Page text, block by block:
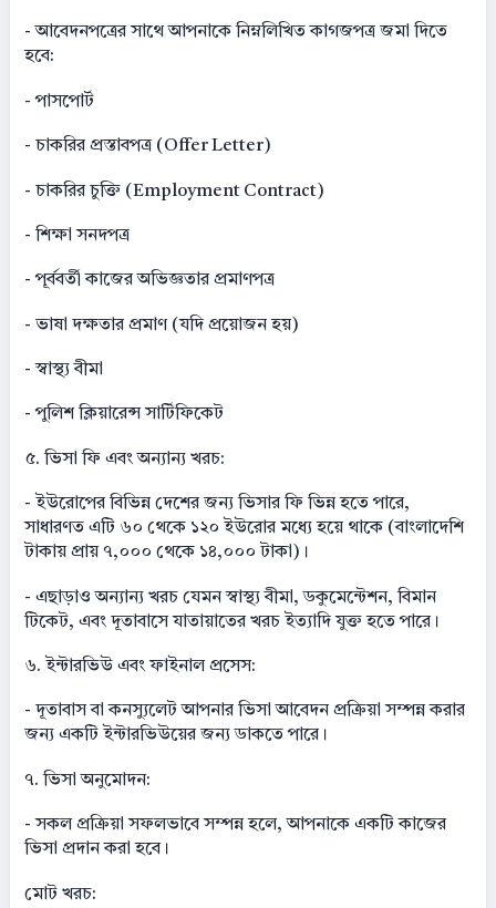
- আবেদনপত্রের সাথে আপনাকে নিম্নলিখিত কাগজপত্র জমা দিতে
হবে:
- পাসপোর্ট
- চাকরির প্রস্তাবপত্র (Offer Letter)
- চাকরির চুক্তি (Employment Contract)
- শিক্ষা সনদপত্র
- পূর্ববর্তী কাজের অভিজ্ঞতার প্রমাণপত্র
- ভাষা দক্ষতার প্রমাণ (যদি প্রয়োজন হয়)
- স্বাস্থ্য বীমা
- পুলিশ ক্লিয়ারেন্স সার্টিফিকেট
৫. ভিসা ফি এবং অন্যান্য খরচ:
- ইউরোপের বিভিন্ন দেশের জন্য ভিসার ফি ভিন্ন হতে পারে,
সাধারণত এটি ৬০ থেকে ১২০ ইউরোর মধ্যে হয়ে থাকে (বাংলাদেশি
টাকায় প্রায় ৭,০০০ থেকে ১৪,০০০ টাকা)।
- এছাড়াও অন্যান্য খরচ যেমন স্বাস্থ্য বীমা, ডকুমেন্টেশন, বিমান
টিকেট, এবং দূতাবাসে যাতায়াতের খরচ ইত্যাদি যুক্ত হতে পারে।
৬. ইন্টারভিউ এবং ফাইনাল প্রসেস:
- দূতাবাস বা কনস্যুলেট আপনার ভিসা আবেদন প্রক্রিয়া সম্পন্ন করার
জন্য একটি ইন্টারভিউয়ের জন্য ডাকতে পারে।
৭. ভিসা অনুমোদন:
- সকল প্রক্রিয়া সফলভাবে সম্পন্ন হলে, আপনাকে একটি কাজের
ভিসা প্রদান করা হবে।
মোট খরচ: